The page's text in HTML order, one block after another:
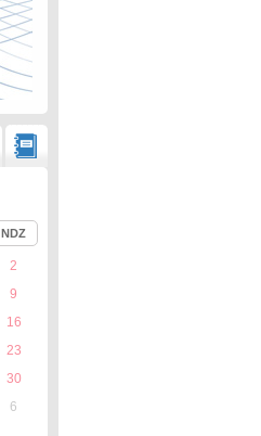
NDZ
2
9
16
23
30
6